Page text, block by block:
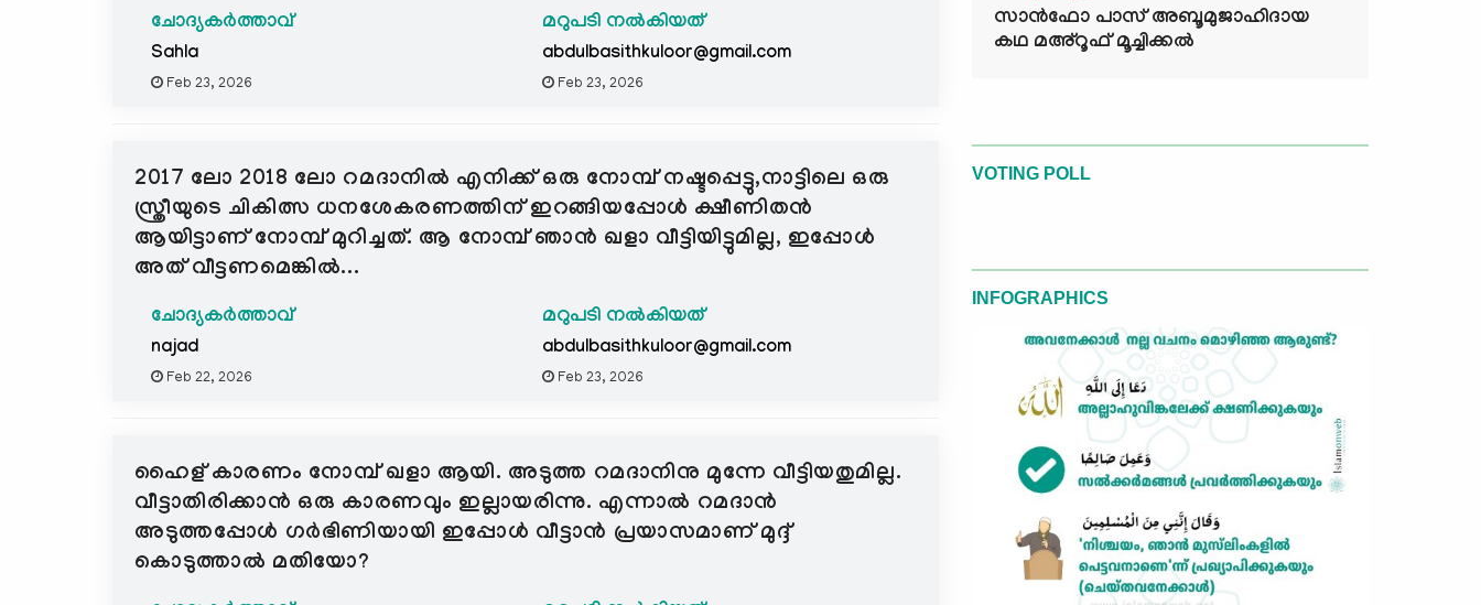
ചോദ്യകർത്താവ്
Sahla
Feb 23, 2026
മറുപടി നൽകിയത്
abdulbasithkuloor@gmail.com
Feb 23, 2026
2017 ലോ 2018 ലോ റമദാനിൽ എനിക്ക് ഒരു നോമ്പ് നഷ്ടപ്പെട്ടു,നാട്ടിലെ ഒരു
സ്ത്രീയുടെ ചികിത്സ ധനശേകരണത്തിന് ഇറങ്ങിയപ്പോൾ ക്ഷീണിതൻ
ആയിട്ടാണ് നോമ്പ് മുറിച്ചത്. ആ നോമ്പ് ഞാൻ ഖളാ വീട്ടിയിട്ടുമില്ല, ഇപ്പോൾ
അത് വീട്ടണമെങ്കിൽ...
ചോദ്യകർത്താവ്
najad
Feb 22, 2026
മറുപടി നൽകിയത്
abdulbasithkuloor@gmail.com
Feb 23, 2026
ഹൈള് കാരണം നോമ്പ് ഖളാ ആയി. അടുത്ത റമദാനിനു മുന്നേ വീട്ടിയതുമില്ല.
വീട്ടാതിരിക്കാൻ ഒരു കാരണവും ഇല്ലായരിന്നു. എന്നാൽ റമദാൻ
അടുത്തപ്പോൾ ഗർഭിണിയായി ഇപ്പോൾ വീട്ടാൻ പ്രയാസമാണ് മുദ്ദ്
കൊടുത്താൽ മതിയോ?
സാൻഫോ പാസ് അബൂമുജാഹിദായ
കഥ മഅ്റൂഫ് മൂച്ചിക്കല്‍
VOTING POLL
INFOGRAPHICS